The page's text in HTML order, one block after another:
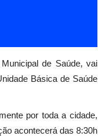
de Saúde, vai
Básica de Saúde
por toda a cidade,
acontecerá das 8:30h